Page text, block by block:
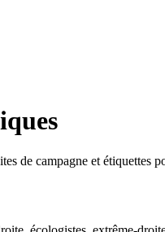
de campagne et étiquettes